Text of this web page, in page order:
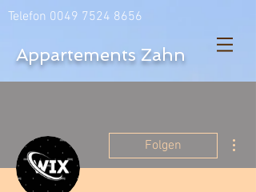
Appartements Zahn
Telefon 0049 7524 8656
Folgen